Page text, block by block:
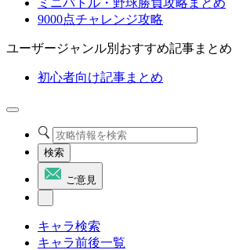
ミニバトル・野球勝負攻略まとめ
9000点チャレンジ攻略
ユーザージャンル別おすすめ記事まとめ
初心者向け記事まとめ
検索
ご意見
キャラ検索
キャラ前後一覧